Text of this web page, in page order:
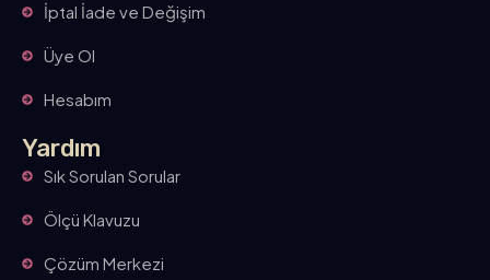
İptal İade ve Değişim
Üye Ol
Hesabım
Yardım
Sık Sorulan Sorular
Ölçü Klavuzu
Çözüm Merkezi